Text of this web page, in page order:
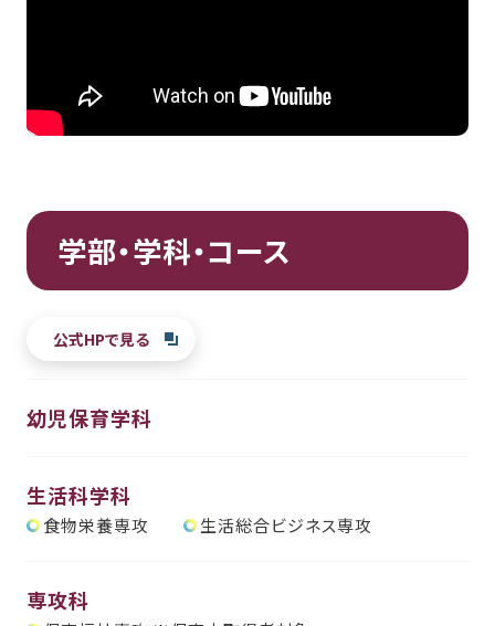
学部・学科・コース
公式HPで見る
幼児保育学科
生活科学科
食物栄養専攻 生活総合ビジネス専攻
専攻科